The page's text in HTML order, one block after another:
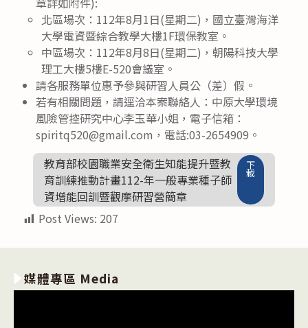
北區場次：112年8月1日(星期二)，國立臺灣海洋
大學電資暨綜合教學大樓1F環保教室。
中區場次：112年8月8日(星期二)，朝陽科技大學
理工大樓5樓E-520會議室。
請各服務單位惠予參與研習人員公（差）假。
若有相關問題，請逕洽本案聯絡人：中原大學環境
風險管控研究中心李玉華小姐，電子信箱：
spiritq520@gmail.com，電話:03-2654909。
教育部校園職業安全衛生知能提升暨教
育訓練推動計畫112-年一般專業種子師
資增能回訓暨觀摩研習營簡章
下
載
Post Views: 207
媒體專區 Media